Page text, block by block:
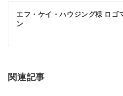
ゲ
シ
ン
エフ・ケイ・ハウジング様 ロゴ
ン
関連記事